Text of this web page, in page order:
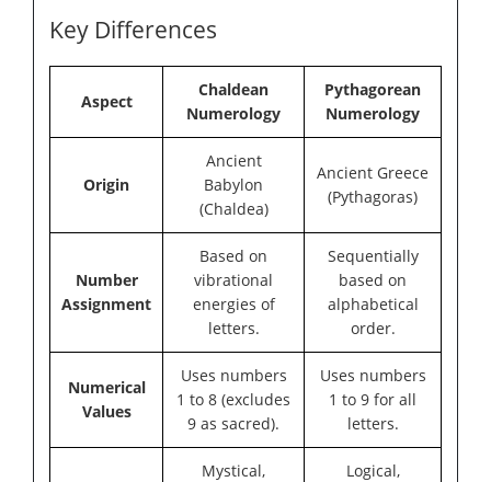
Key Differences
Aspect
Chaldean
Numerology
Pythagorean
Numerology
Origin
Ancient
Babylon
(Chaldea)
Ancient Greece
(Pythagoras)
Number
Assignment
Based on
vibrational
energies of
letters.
Sequentially
based on
alphabetical
order.
Numerical
Values
Uses numbers
1 to 8 (excludes
9 as sacred).
Uses numbers
1 to 9 for all
letters.
Mystical,
Logical,